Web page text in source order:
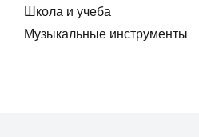
Школа и учеба
Музыкальные инструменты